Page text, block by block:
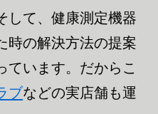
して、健康測定機器
時の解決方法の提案
ています。だからこ
ブなどの実店舗も運